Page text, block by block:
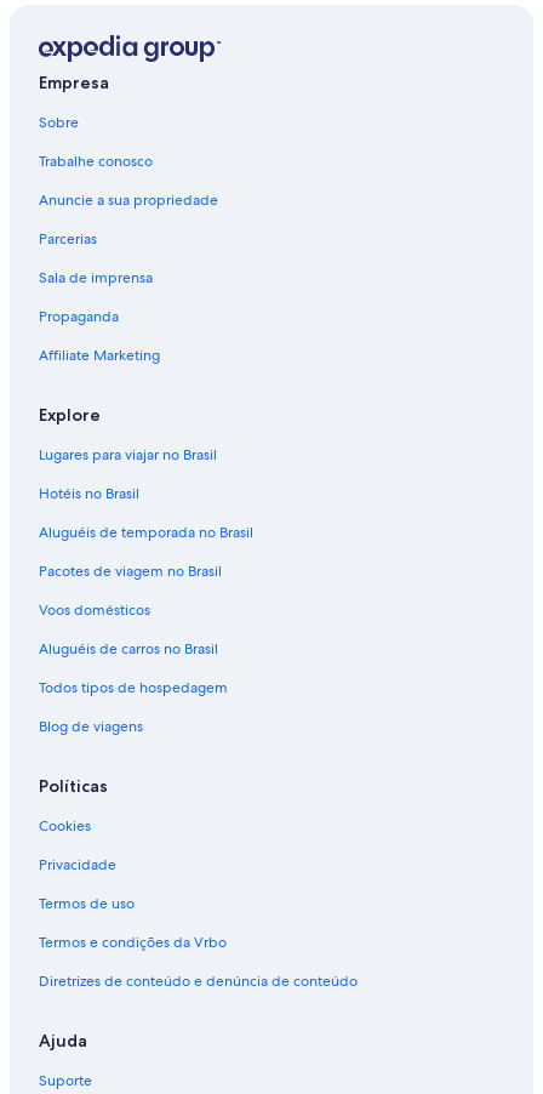
Empresa
Sobre
Trabalhe conosco
Anuncie a sua propriedade
Parcerias
Sala de imprensa
Propaganda
Affiliate Marketing
Explore
Lugares para viajar no Brasil
Hotéis no Brasil
Aluguéis de temporada no Brasil
Pacotes de viagem no Brasil
Voos domésticos
Aluguéis de carros no Brasil
Todos tipos de hospedagem
Blog de viagens
Políticas
Cookies
Privacidade
Termos de uso
Termos e condições da Vrbo
Diretrizes de conteúdo e denúncia de conteúdo
Ajuda
Suporte